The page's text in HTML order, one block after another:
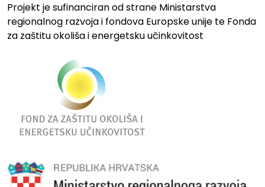
Projekt je sufinanciran od strane Ministarstva
regionalnog razvoja i fondova Europske unije te Fonda
za zaštitu okoliša i energetsku učinkovitost